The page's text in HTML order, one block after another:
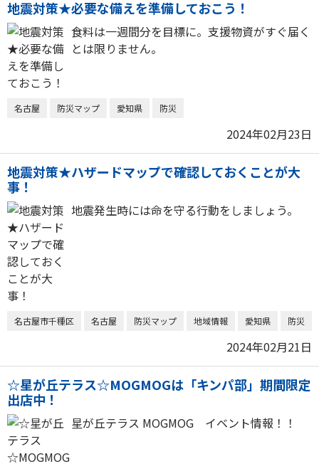
地震対策★必要な備えを準備しておこう！
食料は一週間分を目標に。支援物資がすぐ届く
とは限りません。
名古屋 防災マップ 愛知県 防災
2024年02月23日
地震対策★ハザードマップで確認しておくことが大
事！
地震発生時には命を守る行動をしましょう。
名古屋市千種区 名古屋 防災マップ 地域情報 愛知県 防災
2024年02月21日
☆星が丘テラス☆MOGMOGは「キンパ部」期間限定
出店中！
星が丘テラス MOGMOG イベント情報！！